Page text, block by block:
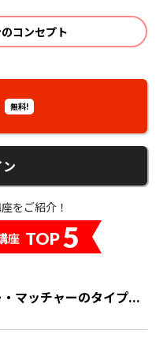
コンセプト
無料!
をご紹介！
座 TOP5
マッチャーのタイプ...